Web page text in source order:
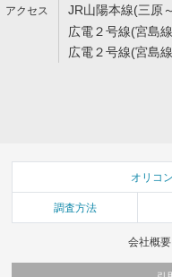
JR山陽本線(三原
広電２号線(宮島
広電２号線(宮島
オリコ
調査方法
会社概要